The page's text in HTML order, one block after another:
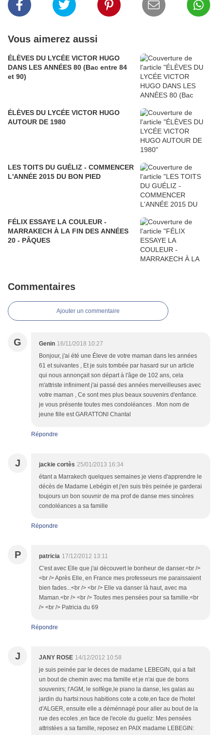
Vous aimerez aussi
ÉLÈVES DU LYCÉE VICTOR HUGO
DANS LES ANNÉES 80 (Bac entre 84
et 90)
ÉLÈVES DU LYCÉE VICTOR HUGO
AUTOUR DE 1980
LES TOITS DU GUÉLIZ - COMMENCER
L'ANNÉE 2015 DU BON PIED
FÉLIX ESSAYE LA COULEUR -
MARRAKECH À LA FIN DES ANNÉES
20 - PÂQUES
Commentaires
Ajouter un commentaire
G Genin 16/11/2018 10:27
Bonjour, j'ai été une Éleve de votre maman dans les années
61 et suivantes , Et je suis tombée par hasard sur un article
qui nous annonçait son départ à l'âge de 102 ans, cela
m'attriste infiniment j'ai passé des années merveilleuses avec
votre maman , Ce sont mes plus beaux souvenirs d'enfance.
je vous présente toutes mes condoléances . Mon nom de
jeune fille est GARATTONI Chantal
Répondre
J jackie cortès 25/01/2013 16:34
étant a Marrakech quelques semaines je viens d'apprendre le
décès de Madame Lebégin et j'en suis très peinée je garderai
toujours un bon souvnir de ma prof de danse mes sincères
condoléances a sa famille
Répondre
P patricia 17/12/2012 13:11
C'est avec Elle que j'ai découvert le bonheur de danser.<br />
<br /> Après Elle, en France mes professeurs me paraissaient
bien fades...<br /> <br /> Elle va danser là haut, avec ma
Maman.<br /> <br /> Toutes mes pensées pour sa famille.<br
/> <br /> Patricia du 69
Répondre
J JANY ROSE 14/12/2012 10:58
je suis peinée par le deces de madame LEBEGIN, qui a fait
un bout de chemin avec ma famille et je n'ai que de bons
souvenirs; l'AGM, le solfège,le piano la danse, les galas au
jardin du hartsi:nous habitions cote a cote,en face de l'hotel
d'ALGER, ensuite elle a déménnagé pour aller au bout de la
rue des ecoles ,en face de l'ecole du gueliz: Mes pensées
attristées a sa famille, reposez en PAIX madame LEBEGIN: